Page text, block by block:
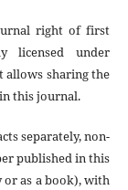
right of first
licensed under
allows sharing the
this journal.
separately, non-
published in this
as a book), with